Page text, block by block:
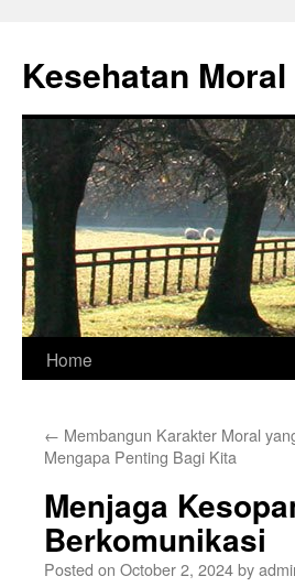
content
Kesehatan Moral
Home
← Membangun Karakter Moral
Mengapa Penting Bagi Kita
Menjaga
Berkomunikasi
Posted on October 2, 2024by